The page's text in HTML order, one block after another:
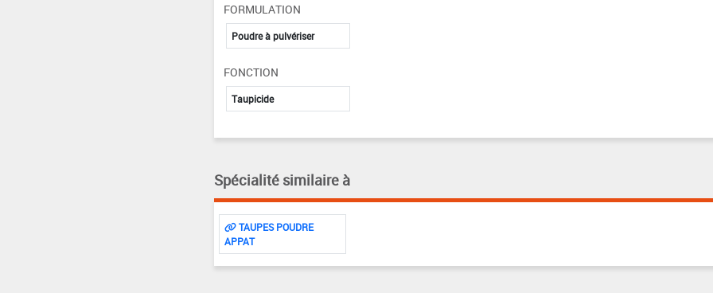
FORMULATION
Poudre à pulvériser
FONCTION
Taupicide
Spécialité similaire à
TAUPES POUDRE
APPAT